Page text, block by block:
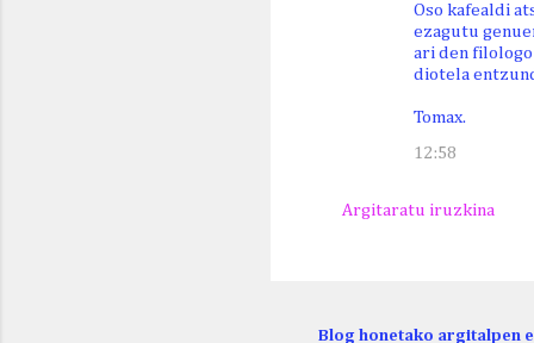
Oso kafealdi
ezagutu
ari den
diotela
Tomax.
12:58
Argitaratu iruzkina
Blog honetako argitalpen